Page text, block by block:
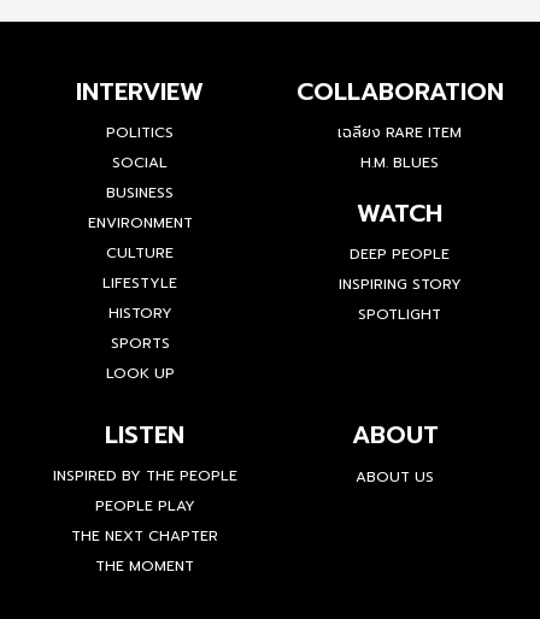
INTERVIEW
POLITICS
SOCIAL
BUSINESS
ENVIRONMENT
CULTURE
LIFESTYLE
HISTORY
SPORTS
LOOK UP
COLLABORATION
เฉลียง RARE ITEM
H.M. BLUES
WATCH
DEEP PEOPLE
INSPIRING STORY
SPOTLIGHT
LISTEN
INSPIRED BY THE PEOPLE
PEOPLE PLAY
THE NEXT CHAPTER
THE MOMENT
ABOUT
ABOUT US